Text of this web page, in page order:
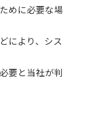
めに必要な場
により、シス
要と当社が判